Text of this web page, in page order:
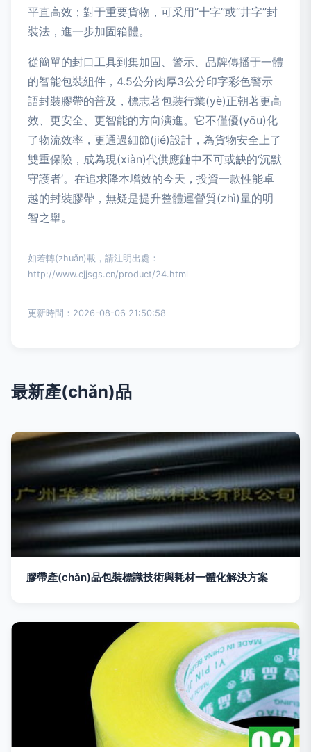
平直高效；對于重要貨物，可采用“十字”或“井字”封
裝法，進一步加固箱體。
從簡單的封口工具到集加固、警示、品牌傳播于一體
的智能包裝組件，4.5公分肉厚3公分印字彩色警示
語封裝膠帶的普及，標志著包裝行業(yè)正朝著更高
效、更安全、更智能的方向演進。它不僅優(yōu)化
了物流效率，更通過細節(jié)設計，為貨物安全上了
雙重保險，成為現(xiàn)代供應鏈中不可或缺的‘沉默
守護者’。在追求降本增效的今天，投資一款性能卓
越的封裝膠帶，無疑是提升整體運營質(zhì)量的明
智之舉。
如若轉(zhuǎn)載，請注明出處：
http://www.cjjsgs.cn/product/24.html
更新時間：2026-08-06 21:50:58
最新產(chǎn)品
膠帶產(chǎn)品包裝標識技術與耗材一體化解決方案